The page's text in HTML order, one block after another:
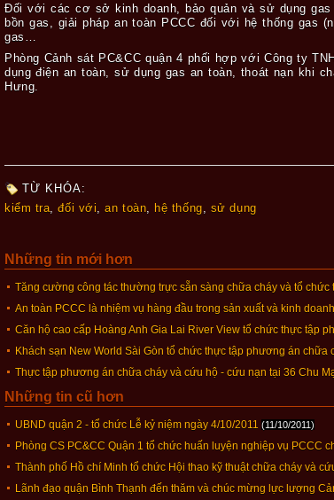
Đối với các cơ sở kinh doanh, bảo quản và sử dụng
bồn gas, giải pháp an toàn PCCC đối với hệ thống
gas…
Phòng Cảnh sát PC&CC quận 4 phối hợp với Công ty
dụng điện an toàn, sử dụng gas an toàn, thoát nạn khi
Hưng.
TỪ KHÓA:
kiểm tra ,đối với ,an toàn hệ thống sử dụng
Những tin mới hơn
Tăng cường công tác thường trực sẵn sàng chữa cháy và tổ
An toàn PCCC là nhiệm vụ hàng đầu trong sản xuất và kinh doanh
Căn hộ cao cấp Hoàng Anh Gia Lai River View tổ chức thực tập
Khách sạn New World Sài Gòn tổ chức thực tập phương án chữa
Thực tập phương án chữa cháy và cứu hộ - cứu nạn tại 36 Chu
Những tin cũ hơn
UBND quận 2 - tổ chức Lễ kỷ niệm ngày 4/10/2011 (11/10/2011)
Phòng CS PC&CC Quận 1 tổ chức huấn luyện nghiệp vụ PCCC
Thành phố Hồ chí Minh tổ chức Hội thao kỹ thuật chữa cháy và
Lãnh đạo quận Bình Thạnh đến thăm và chúc mừng lực lượng